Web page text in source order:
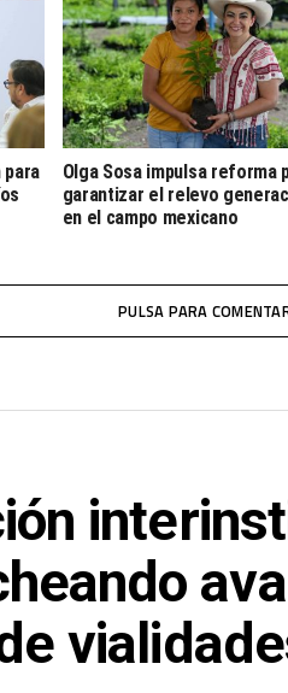
Olga Sosa impulsa reforma
garantizar el relevo
en el campo mexicano
PULSA PARA